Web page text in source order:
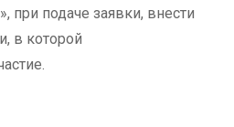
при подаче заявки, внести
в которой